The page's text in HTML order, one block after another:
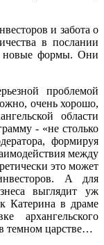
и забота о
в послании
новые формы. Они
проблемой
очень хорошо,
области
- «не столько
формируя
между
это может
А для
выглядит уж
Катерина в драме
архангельского
темном царстве…